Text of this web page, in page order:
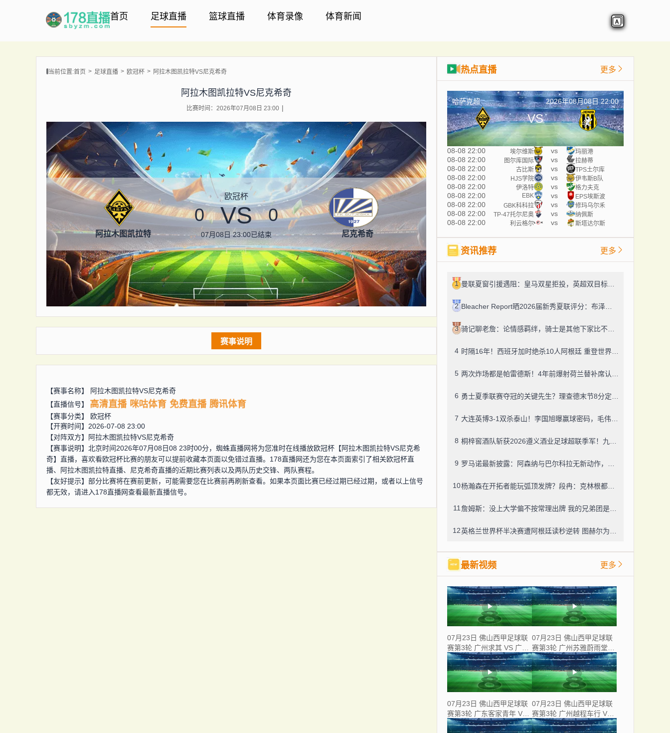
首页 足球直播 篮球直播 体育录像 体育新闻
当前位置:首页 足球直播 欧冠杯 阿拉木图凯拉特VS尼克希奇
阿拉木图凯拉特VS尼克希奇
比赛时间：2026年07月08日 23:00
阿拉木图凯拉特
欧冠杯
0 VS 0
07月08日 23:00已结束 尼克希奇
赛事说明
【赛事名称】
阿拉木图凯拉特VS尼克希奇
【直播信号】
高清直播 咪咕体育 免费直播 腾讯体育
【赛事分类】
欧冠杯
【开赛时间】2026-07-08 23:00
【对阵双方】
阿拉木图凯拉特VS尼克希奇
【赛事说明】北京时间2026年07月08日08 23时00分，蜘蛛直播网将为您准时在线播放欧冠杯【阿拉木图凯拉特VS尼克希
奇】直播，喜欢看欧冠杯比赛的朋友可以提前收藏本页面以免错过直播。178直播网还为您在本页面索引了相关欧冠杯直
播、阿拉木图凯拉特直播、尼克希奇直播的近期比赛列表以及两队历史交锋、两队赛程。
【友好提示】部分比赛将在赛前更新，可能需要您在比赛前再刷新查看。如果本页面比赛已经过期已经过期，或者以上信号
都无效，请进入178直播网查看最新直播信号。
热点直播 更多
哈萨克超 2026年08月08日 22:00
VS
08-08 22:00 埃尔维斯 vs 玛丽港
08-08 22:00 图尔库国际 vs 拉赫蒂
08-08 22:00 古比斯 vs TPS土尔库
08-08 22:00 HJS学院 vs 伊韦斯B队
08-08 22:00 伊洛特 vs 格力夫克
08-08 22:00 EBK vs EPS埃斯波
08-08 22:00 GBK科科拉 vs 修玛乌尔禾
08-08 22:00 TP-47托尔尼奥 vs 纳佩斯
08-08 22:00 利云格尔 vs 斯塔达尔斯
资讯推荐 更多
1
2
3
4
5
6
7
8
9
10
11
12
最新视频 更多
07月23日 佛山西甲足球联
赛第3轮 广州求其 VS 广东
飞马 全场录像
07月23日 佛山西甲足球联
赛第3轮 广州苏雅蔚雨堂
VS 极速超鹰广州FC 全场
录像
07月23日 佛山西甲足球联
赛第3轮 广东客家青年 VS
三七互娱 全场录像
07月23日 佛山西甲足球联
赛第3轮 广州越程车行 VS
南山博鑫创科 全场录像